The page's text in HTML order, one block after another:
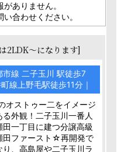
ありません。
い合わせください。
2LDK～になります]
市線 二子玉川 駅徒歩7
線上野毛駅徒歩11分｜
オストゥー二をイメージ
外観！二子玉川一番人
一丁目に建つ分譲高級
田ファースト☆再開発で
り、高島屋や二子玉川ラ